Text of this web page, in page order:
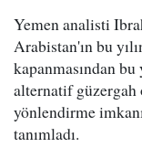
Yemen analisti
Arabistan'ın bu
kapanmasından
alternatif güzergah
yönlendirme
tanımladı.